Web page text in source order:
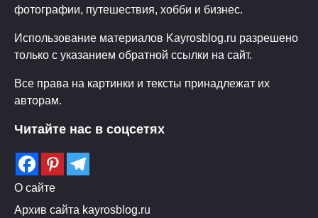
фотографии, путешествия, хобби и бизнес.
Использование материалов Kayrosblog.ru разрешено
только с указанием обратной ссылки на сайт.
Все права на картинки и тексты принадлежат их
авторам.
Читайте нас в соцсетях
О сайте
Архив сайта kayrosblog.ru